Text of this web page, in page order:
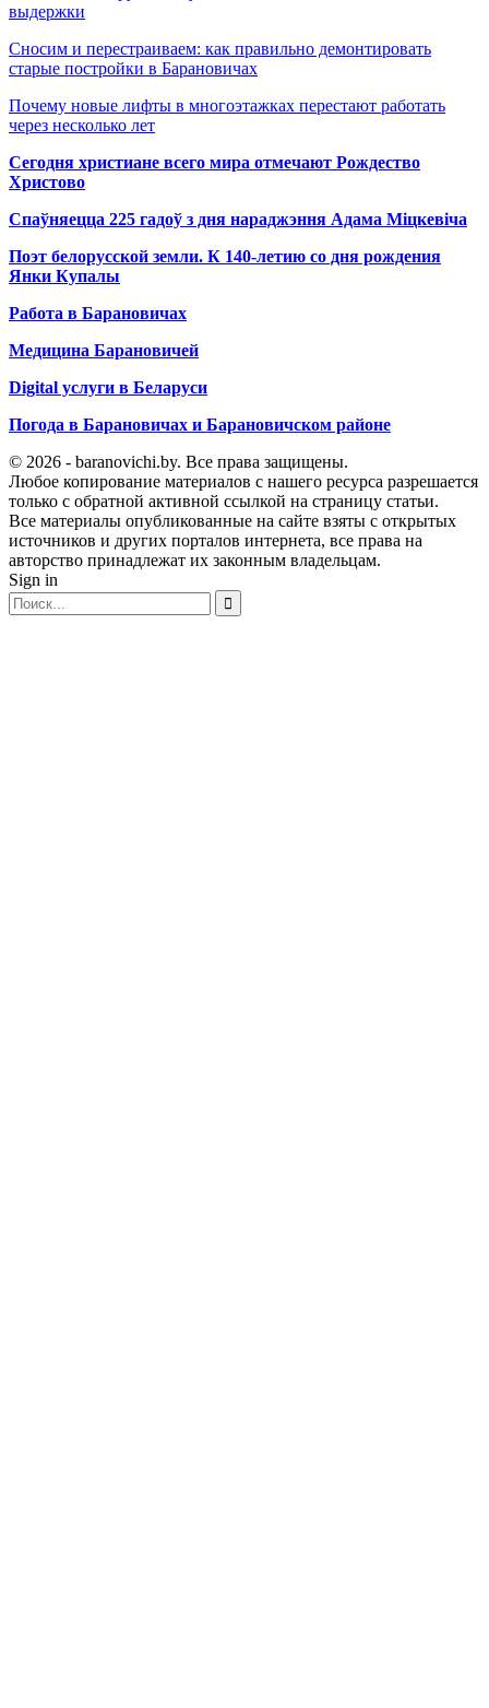
выдержки
Сносим и перестраиваем: как правильно демонтировать
старые постройки в Барановичах
Почему новые лифты в многоэтажках перестают работать
через несколько лет
Сегодня христиане всего мира отмечают Рождество
Христово
Спаўняецца 225 гадоў з дня нараджэння Адама Міцкевіча
Поэт белорусской земли. К 140-летию со дня рождения
Янки Купалы
Работа в Барановичах
Медицина Барановичей
Digital услуги в Беларуси
Погода в Барановичах и Барановичском районе
© 2026 - baranovichi.by. Все права защищены.
Любое копирование материалов с нашего ресурса разрешается
только с обратной активной ссылкой на страницу статьи.
Все материалы опубликованные на сайте взяты с открытых
источников и других порталов интернета, все права на
авторство принадлежат их законным владельцам.
Sign in